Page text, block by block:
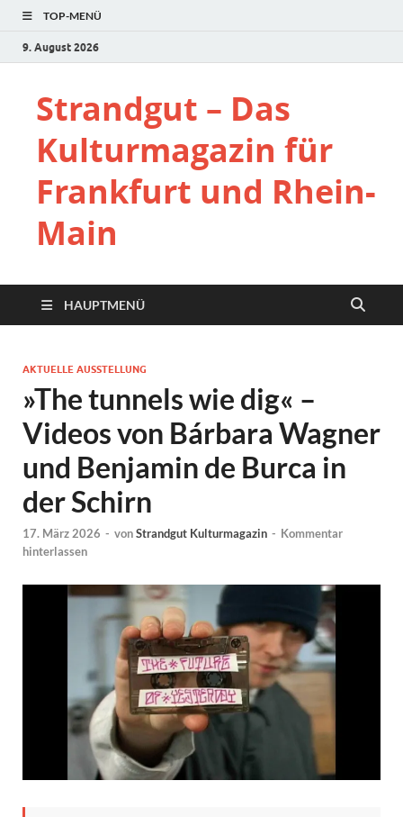
TOP-MENÜ
9. August 2026
Strandgut – Das
Kulturmagazin für
Frankfurt und Rhein-
Main
HAUPTMENÜ
AKTUELLE AUSSTELLUNG
»The tunnels wie dig« –
Videos von Bárbara Wagner
und Benjamin de Burca in
der Schirn
17. März 2026 - vonStrandgut Kulturmagazin - Kommentar
hinterlassen